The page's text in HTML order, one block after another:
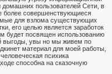
домашних пользователей Сети, в
более совершенствующиеся
для взлома существующих
его целью является заработок
будет посвящен использованию
выгоды, увы но мы живем по
материал для моей работы,
психика
способна на сказочную